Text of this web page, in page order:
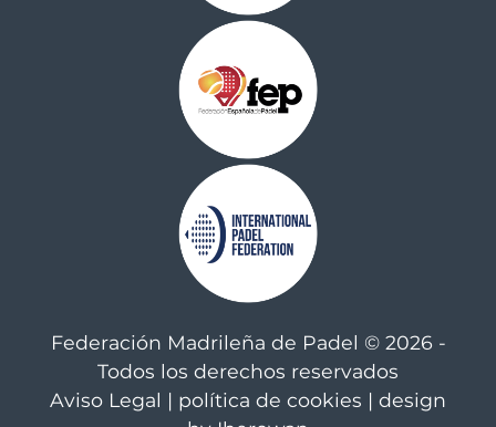
Federación Madrileña de Padel © 2026 -
Todos los derechos reservados
Aviso Legal | política de cookies | design